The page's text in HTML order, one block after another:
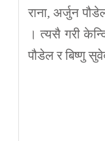
राना, अर्जुन
। त्यसै गरी
पौडेल र बिष्णु